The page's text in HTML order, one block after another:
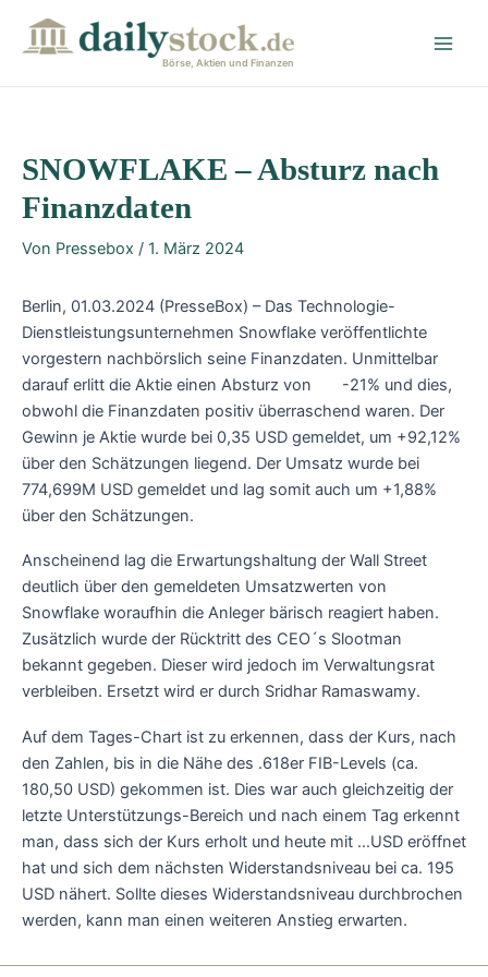
Börse, Aktien und Finanzen
SNOWFLAKE – Absturz nach
Finanzdaten
Von Pressebox / 1. März 2024
Berlin, 01.03.2024 (PresseBox) – Das Technologie-
Dienstleistungsunternehmen Snowflake veröffentlichte
vorgestern nachbörslich seine Finanzdaten. Unmittelbar
darauf erlitt die Aktie einen Absturz von -21% und dies,
obwohl die Finanzdaten positiv überraschend waren. Der
Gewinn je Aktie wurde bei 0,35 USD gemeldet, um +92,12%
über den Schätzungen liegend. Der Umsatz wurde bei
774,699M USD gemeldet und lag somit auch um +1,88%
über den Schätzungen.
Anscheinend lag die Erwartungshaltung der Wall Street
deutlich über den gemeldeten Umsatzwerten von
Snowflake woraufhin die Anleger bärisch reagiert haben.
Zusätzlich wurde der Rücktritt des CEO´s Slootman
bekannt gegeben. Dieser wird jedoch im Verwaltungsrat
verbleiben. Ersetzt wird er durch Sridhar Ramaswamy.
Auf dem Tages-Chart ist zu erkennen, dass der Kurs, nach
den Zahlen, bis in die Nähe des .618er FIB-Levels (ca.
180,50 USD) gekommen ist. Dies war auch gleichzeitig der
letzte Unterstützungs-Bereich und nach einem Tag erkennt
man, dass sich der Kurs erholt und heute mit …USD eröffnet
hat und sich dem nächsten Widerstandsniveau bei ca. 195
USD nähert. Sollte dieses Widerstandsniveau durchbrochen
werden, kann man einen weiteren Anstieg erwarten.